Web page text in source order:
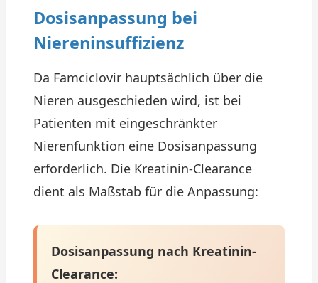
Dosisanpassung bei
Niereninsuffizienz
Da Famciclovir hauptsächlich über die
Nieren ausgeschieden wird, ist bei
Patienten mit eingeschränkter
Nierenfunktion eine Dosisanpassung
erforderlich. Die Kreatinin-Clearance
dient als Maßstab für die Anpassung:
Dosisanpassung nach Kreatinin-
Clearance: